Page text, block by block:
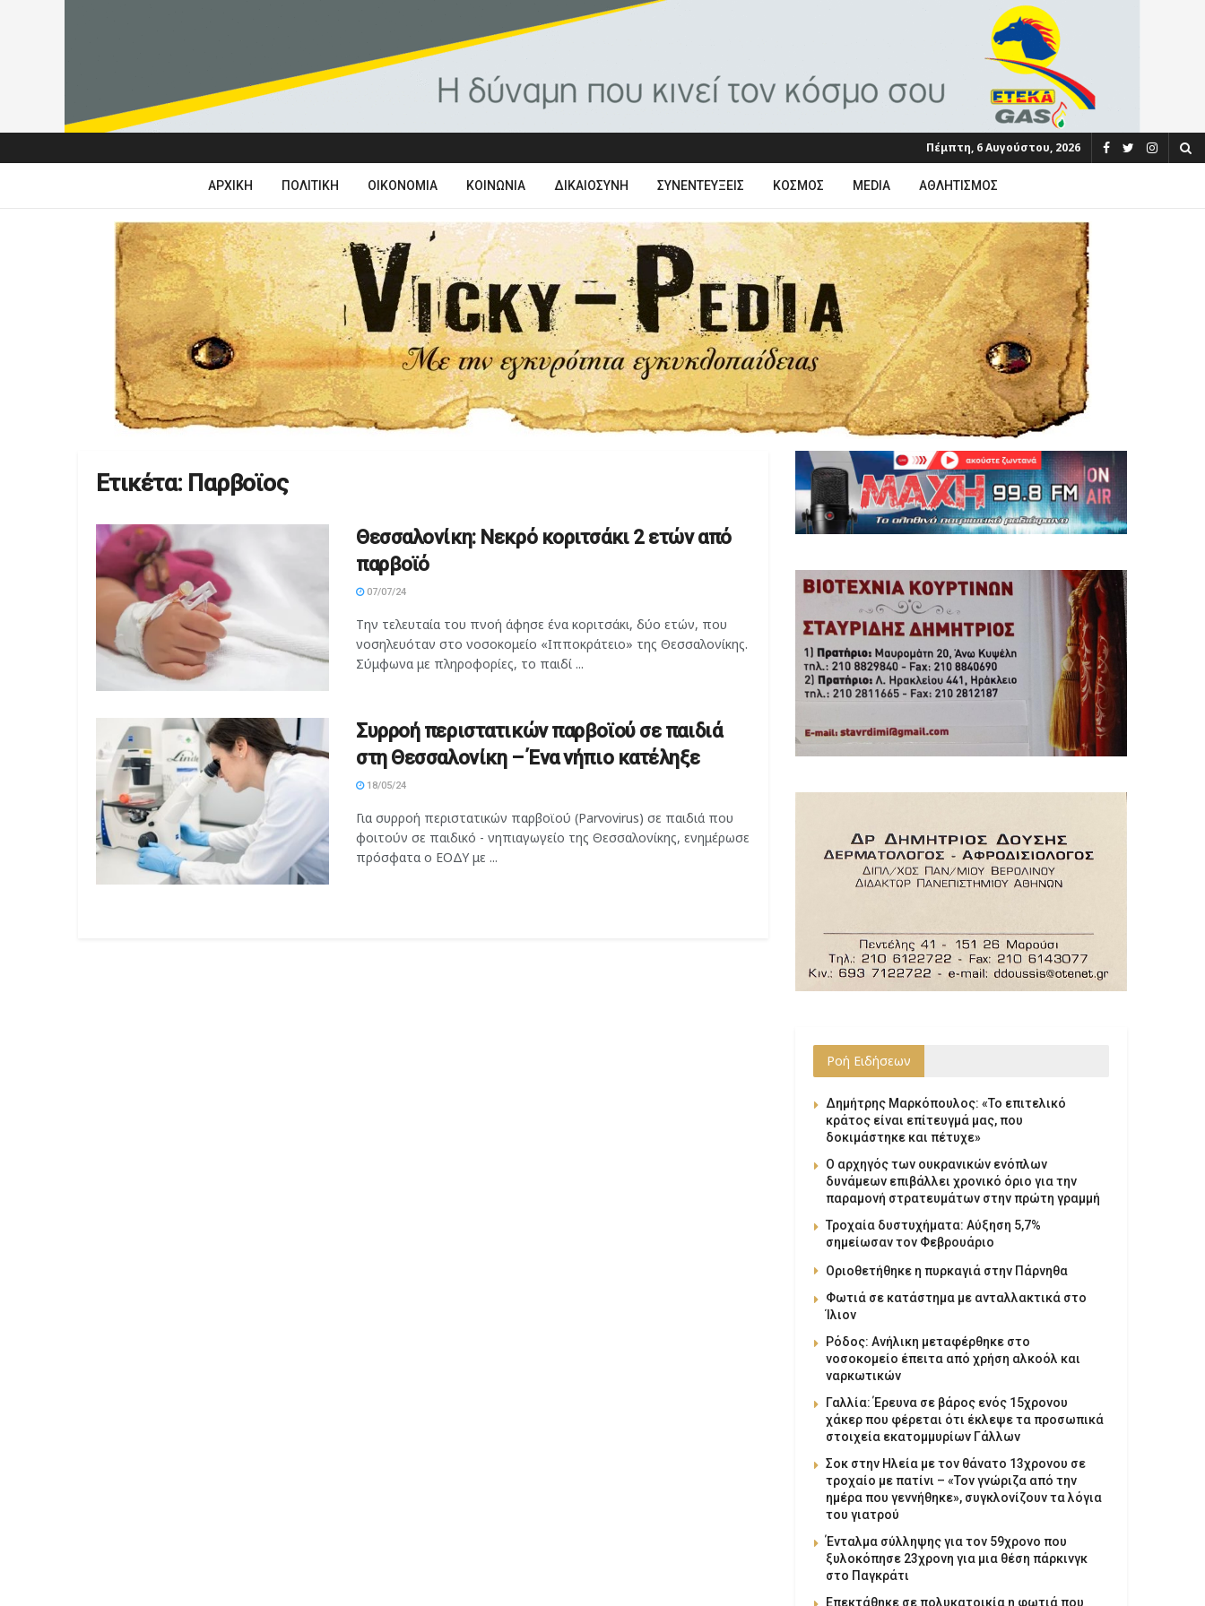
Πέμπτη, 6 Αυγούστου, 2026
ΑΡΧΙΚΉ ΠΟΛΙΤΙΚΉ ΟΙΚΟΝΟΜΊΑ ΚΟΙΝΩΝΊΑ ΔΙΚΑΙΟΣΎΝΗ ΣΥΝΕΝΤΕΎΞΕΙΣ ΚΌΣΜΟΣ MEDIA ΑΘΛΗΤΙΣΜΌΣ
Ετικέτα: Παρβοϊος
Θεσσαλονίκη: Νεκρό κοριτσάκι 2 ετών από
παρβοϊό
07/07/24
Την τελευταία του πνοή άφησε ένα κοριτσάκι, δύο ετών, που
νοσηλευόταν στο νοσοκομείο «Ιπποκράτειο» της Θεσσαλονίκης.
Σύμφωνα με πληροφορίες, το παιδί ...
Συρροή περιστατικών παρβοϊού σε παιδιά
στη Θεσσαλονίκη – Ένα νήπιο κατέληξε
18/05/24
Για συρροή περιστατικών παρβοϊού (Parvovirus) σε παιδιά που
φοιτούν σε παιδικό - νηπιαγωγείο της Θεσσαλονίκης, ενημέρωσε
πρόσφατα ο ΕΟΔΥ με ...
Ροή Ειδήσεων
Δημήτρης Μαρκόπουλος: «Το επιτελικό
κράτος είναι επίτευγμά μας, που
δοκιμάστηκε και πέτυχε»
Ο αρχηγός των ουκρανικών ενόπλων
δυνάμεων επιβάλλει χρονικό όριο για την
παραμονή στρατευμάτων στην πρώτη γραμμή
Τροχαία δυστυχήματα: Αύξηση 5,7%
σημείωσαν τον Φεβρουάριο
Οριοθετήθηκε η πυρκαγιά στην Πάρνηθα
Φωτιά σε κατάστημα με ανταλλακτικά στο
Ίλιον
Ρόδος: Ανήλικη μεταφέρθηκε στο
νοσοκομείο έπειτα από χρήση αλκοόλ και
ναρκωτικών
Γαλλία: Έρευνα σε βάρος ενός 15χρονου
χάκερ που φέρεται ότι έκλεψε τα προσωπικά
στοιχεία εκατομμυρίων Γάλλων
Σοκ στην Ηλεία με τον θάνατο 13χρονου σε
τροχαίο με πατίνι – «Τον γνώριζα από την
ημέρα που γεννήθηκε», συγκλονίζουν τα λόγια
του γιατρού
Ένταλμα σύλληψης για τον 59χρονο που
ξυλοκόπησε 23χρονη για μια θέση πάρκινγκ
στο Παγκράτι
Επεκτάθηκε σε πολυκατοικία η φωτιά που